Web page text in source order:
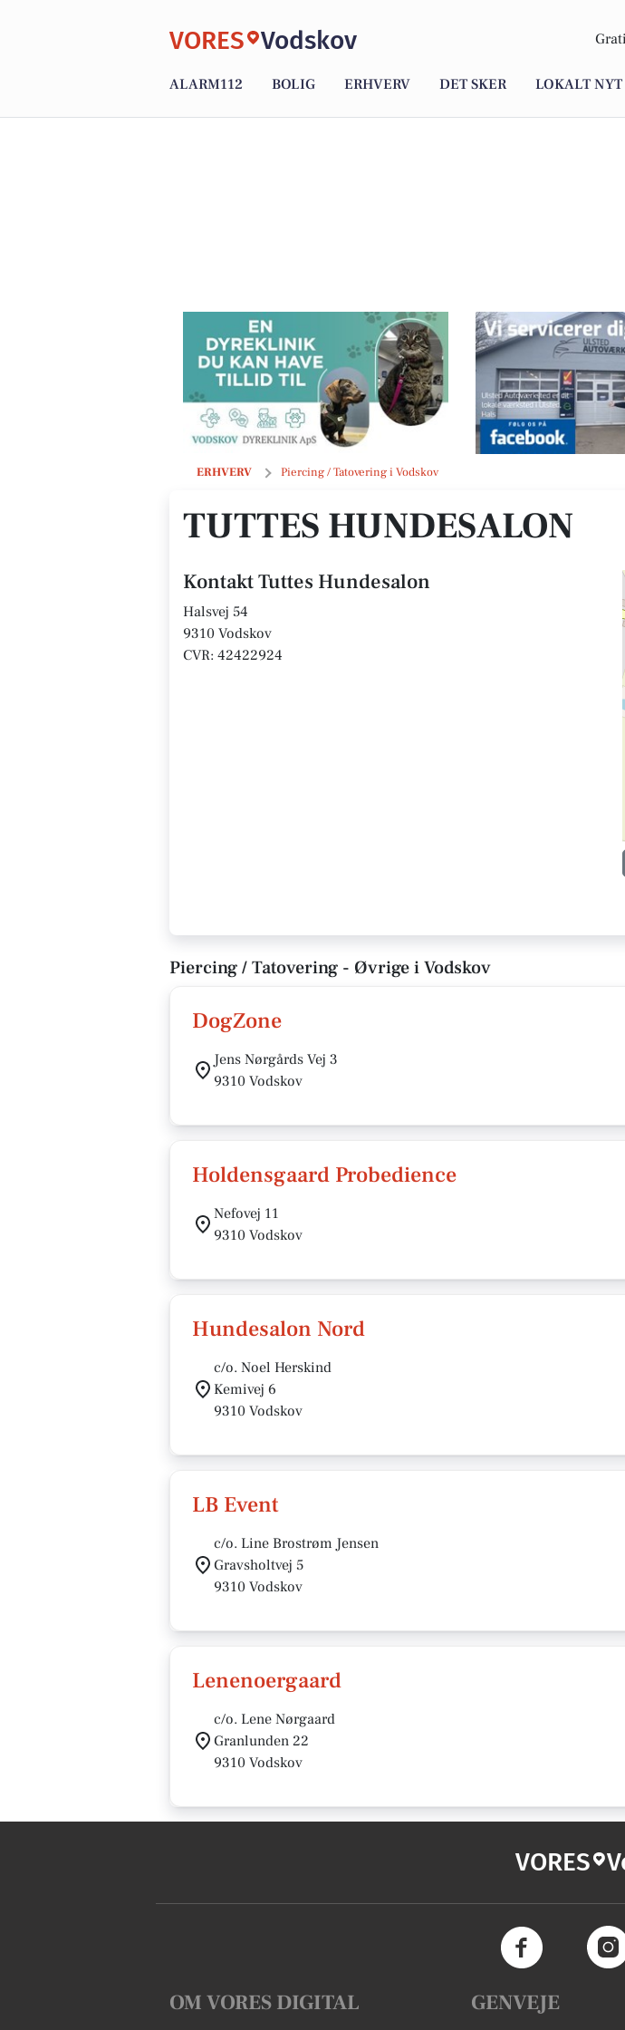
VORES Vodskov
ALARM112 BOLIG ERHVERV DET SKER LOKALT NYT
ERHVERV Piercing / Tatovering i Vodskov
Tuttes Hundesalon
TUTTES HUNDESALON
Kontakt Tuttes Hundesalon
Halsvej 54
9310 Vodskov
CVR: 42422924
Piercing / Tatovering - Øvrige i Vodskov
DogZone
Jens Nørgårds Vej 3
9310 Vodskov
Holdensgaard Probedience
Nefovej 11
9310 Vodskov
Hundesalon Nord
c/o. Noel Herskind
Kemivej 6
9310 Vodskov
LB Event
c/o. Line Brostrøm Jensen
Gravsholtvej 5
9310 Vodskov
Lenenoergaard
c/o. Lene Nørgaard
Granlunden 22
9310 Vodskov
VORES
OM VORES DIGITAL GENVEJE